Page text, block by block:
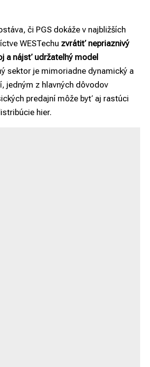
či PGS dokáže v najbližších
WESTechu zvrátiť nepriaznivý
a nájsť udržateľný model
sektor je mimoriadne dynamický a
jedným z hlavných dôvodov
predajní môže byť aj rastúci
hier.